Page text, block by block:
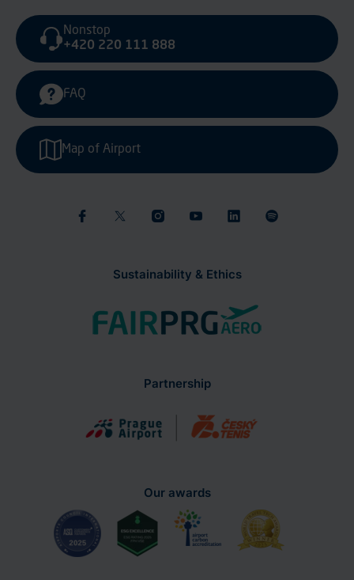
Sustainability & Ethics
Nonstop
+420 220 111 888
FAQ
Map of Airport
Partnership
Our awards